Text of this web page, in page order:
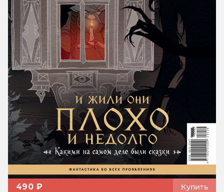
490 ₽ Купить